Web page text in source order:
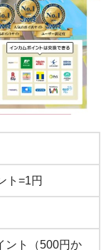
ト=1円
ント（500円か